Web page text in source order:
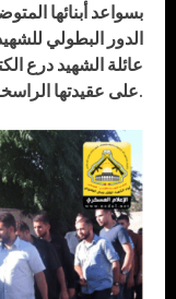
بسواعد أبنائها
الدور البطولي
عائلة الشهيد درع
على عقيدتها الراسخة أن فلسطين لا تتحرر سوى بالبندقية.